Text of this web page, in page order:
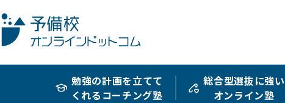
勉強の計画を立てて
くれるコーチング塾
総合型選抜に強い
オンライン塾